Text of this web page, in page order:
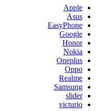
Apple
Asus
EasyPhone
Google
Honor
Nokia
Oneplus
Oppo
Realme
Samsung
slider
victurio